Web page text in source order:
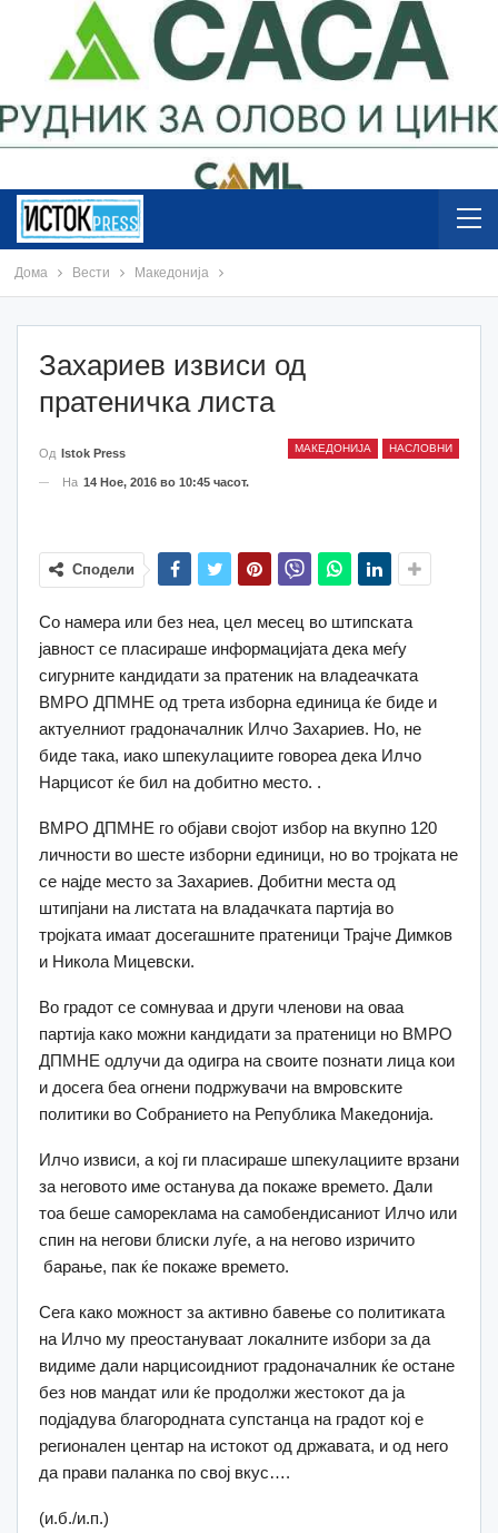
Дома Вести Македонија
Захариев извиси од
пратеничка листа
МАКЕДОНИЈА НАСЛОВНИ
Од Istok Press
На 14 Ное, 2016 во 10:45 часот.
Сподели
Со намера или без неа, цел месец во штипската
јавност се пласираше информацијата дека меѓу
сигурните кандидати за пратеник на владеачката
ВМРО ДПМНЕ од трета изборна единица ќе биде и
актуелниот градоначалник Илчо Захариев. Но, не
биде така, иако шпекулациите говореа дека Илчо
Нарцисот ќе бил на добитно место. .
ВМРО ДПМНЕ го објави својот избор на вкупно 120
личности во шесте изборни единици, но во тројката не
се најде место за Захариев. Добитни места од
штипјани на листата на владачката партија во
тројката имаат досегашните пратеници Трајче Димков
и Никола Мицевски.
Во градот се сомнуваа и други членови на оваа
партија како можни кандидати за пратеници но ВМРО
ДПМНЕ одлучи да одигра на своите познати лица кои
и досега беа огнени подржувачи на вмровските
политики во Собранието на Република Македонија.
Илчо извиси, а кој ги пласираше шпекулациите врзани
за неговото име останува да покаже времето. Дали
тоа беше самореклама на самобендисаниот Илчо или
спин на негови блиски луѓе, а на негово изричито
барање, пак ќе покаже времето.
Сега како можност за активно бавење со политиката
на Илчо му преостануваат локалните избори за да
видиме дали нарцисоидниот градоначалник ќе остане
без нов мандат или ќе продолжи жестокот да ја
подјадува благородната супстанца на градот кој е
регионален центар на истокот од државата, и од него
да прави паланка по свој вкус….
(и.б./и.п.)